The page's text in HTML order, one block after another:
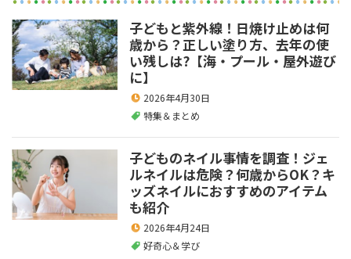
子どもと紫外線！日焼け止めは何
歳から？正しい塗り方、去年の使
い残しは?【海・プール・屋外遊び
に】
2026年4月30日
特集＆まとめ
子どものネイル事情を調査！ジェ
ルネイルは危険？何歳からOK？キ
ッズネイルにおすすめのアイテム
も紹介
2026年4月24日
好奇心＆学び